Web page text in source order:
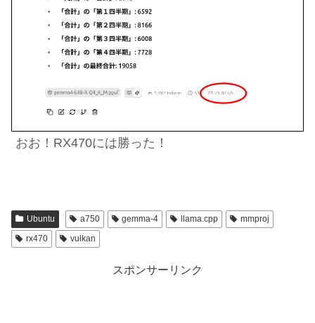
おお！RX470には勝った！
Ubuntu a750 gemma-4 llama.cpp
mmproj
rx470
vulkan
スポンサーリンク